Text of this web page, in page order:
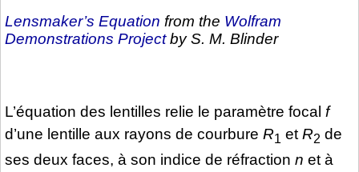
Lensmaker’s Equation from the Wolfram
Demonstrations Projectby S. M. Blinder
L’équation des lentilles relie le paramètre focal f
d’une lentille aux rayons de courbure R1 et R2 de
ses deux faces, à son indice de réfraction n et à